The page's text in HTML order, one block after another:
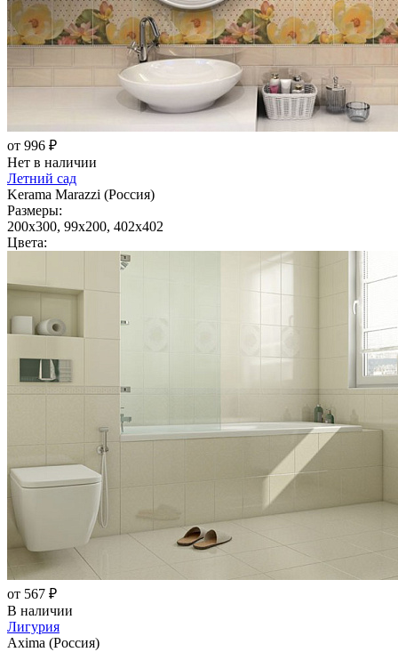
от 996 ₽
Нет в наличии
Летний сад
Kerama Marazzi (Россия)
Размеры:
200x300, 99x200, 402x402
Цвета:
от 567 ₽
В наличии
Лигурия
Axima (Россия)